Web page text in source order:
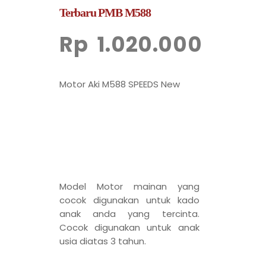
Terbaru PMB M588
Rp 1.020.000
Motor Aki M588 SPEEDS New
Model Motor mainan yang
cocok digunakan untuk kado
anak anda yang tercinta.
Cocok digunakan untuk anak
usia diatas 3 tahun.